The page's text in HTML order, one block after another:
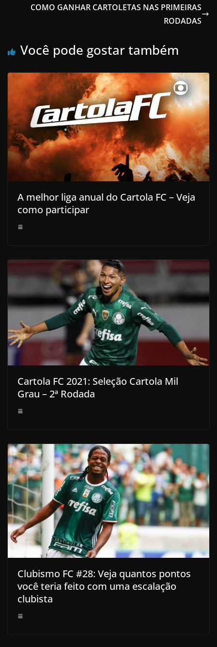
COMO GANHAR CARTOLETAS NAS PRIMEIRAS
RODADAS
Você pode gostar também
A melhor liga anual do Cartola FC – Veja
como participar
Cartola FC 2021: Seleção Cartola Mil
Grau – 2ª Rodada
Clubismo FC #28: Veja quantos pontos
você teria feito com uma escalação
clubista